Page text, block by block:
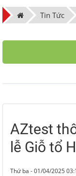
Tin Tức
AZtest
lễ Giỗ tổ
Thứ ba - 01/04/2025